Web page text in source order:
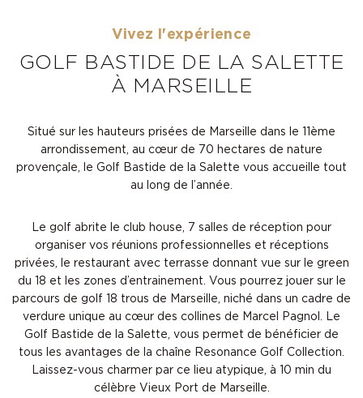
Vivez l'expérience
GOLF BASTIDE DE LA SALETTE
À MARSEILLE
Situé sur les hauteurs prisées de Marseille dans le 11ème
arrondissement, au cœur de 70 hectares de nature
provençale, le Golf Bastide de la Salette vous accueille tout
au long de l’année.
Le golf abrite le club house, 7 salles de réception pour
organiser vos réunions professionnelles et réceptions
privées, le restaurant avec terrasse donnant vue sur le green
du 18 et les zones d’entrainement. Vous pourrez jouer sur le
parcours de golf 18 trous de Marseille, niché dans un cadre de
verdure unique au cœur des collines de Marcel Pagnol. Le
Golf Bastide de la Salette, vous permet de bénéficier de
tous les avantages de la chaîne Resonance Golf Collection.
Laissez-vous charmer par ce lieu atypique, à 10 min du
célèbre Vieux Port de Marseille.